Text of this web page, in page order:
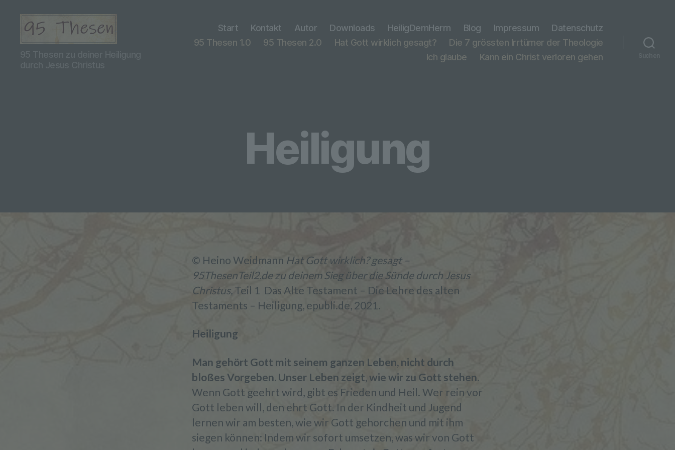
Start Kontakt Autor Downloads HeiligDemHerrn Blog Impressum
Datenschutz
95 Thesen 1.0
95 Thesen 2.0 Hat Gott wirklich gesagt?
Die 7 grössten Irrtümer der Theologie
Ich glaube
Kann ein Christ verloren gehen
Heiligung
© Heino Weidmann Hat Gott wirklich? gesagt –
95ThesenTeil2.de zu deinem Sieg über die Sünde durch Jesus
Christus, Teil 1 Das Alte Testament – Die Lehre des alten
Testaments – Heiligung, epubli.de, 2021.
Heiligung
Man gehört Gott mit seinem ganzen Leben, nicht durch
bloßes Vorgeben. Unser Leben zeigt, wie wir zu Gott stehen.
Wenn Gott geehrt wird, gibt es Frieden und Heil. Wer rein vor
Gott leben will, den ehrt Gott. In der Kindheit und Jugend
lernen wir am besten, wie wir Gott gehorchen und mit ihm
siegen können: Indem wir sofort umsetzen, was wir von Gott